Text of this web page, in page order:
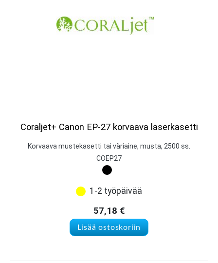
Coraljet+ Canon EP-27 korvaava laserkasetti
Korvaava mustekasetti tai väriaine, musta, 2500 ss.
COEP27
1-2 työpäivää
57,18 €
Lisää ostoskoriin